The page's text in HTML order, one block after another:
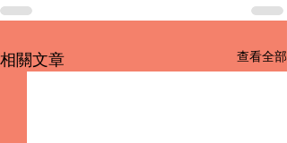
相關文章 查看全部